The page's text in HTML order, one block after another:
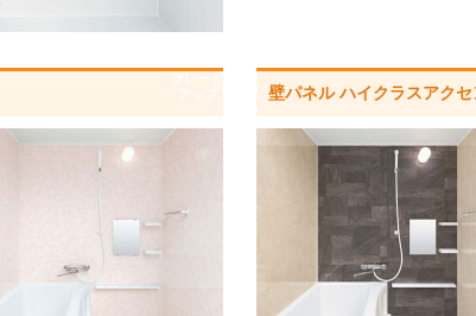
グレード
アップ
壁パネル ハイクラスアクセ